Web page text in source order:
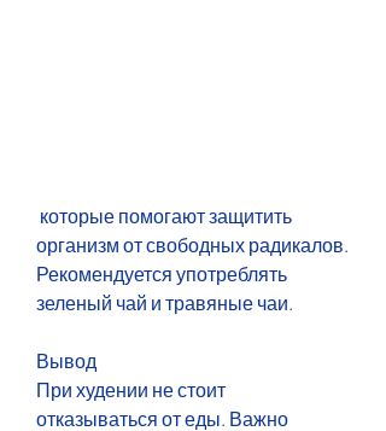
организм от свободных радикалов.
Рекомендуется употреблять
зеленый чай и травяные чаи.
Вывод
При худении не стоит
отказываться от еды. Важно